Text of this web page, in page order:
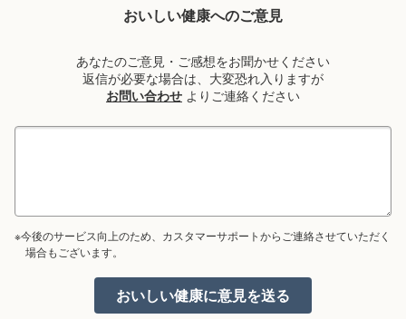
おいしい健康へのご意見
あなたのご意見・ご感想をお聞かせください
返信が必要な場合は、大変恐れ入りますが
お問い合わせ よりご連絡ください
※今後のサービス向上のため、カスタマーサポートからご連絡させていただく
場合もございます。